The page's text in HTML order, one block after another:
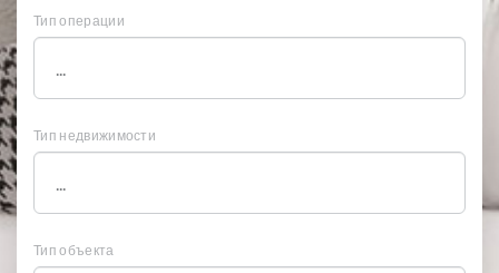
Тип операции
Тип недвижимости
Тип объекта